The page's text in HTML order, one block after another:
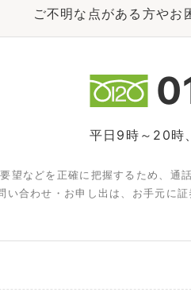
ご不明な点がある方やお
平日9時～20時
望などを正確に把握するため、通
い合わせ・お申し出は、お手元に